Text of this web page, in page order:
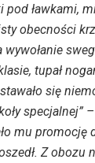
pod ławkami,
obecności
wywołanie
tupał
się
specjalnej”
mu promocję
Z obozu